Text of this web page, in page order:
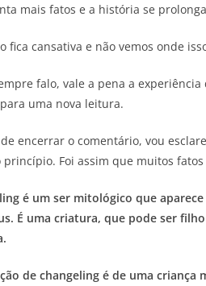
mais fatos e a história se
fica cansativa e não vemos onde
falo, vale a pena a
uma nova leitura.
de encerrar o comentário, vou
princípio. Foi assim que muitos
é um ser mitológico que
É uma criatura, que pode ser
de changeling é de uma